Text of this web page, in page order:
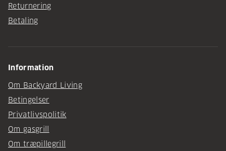
Returnering
Betaling
Information
Om Backyard Living
Betingelser
Privatlivspolitik
Om gasgrill
Om træpillegrill